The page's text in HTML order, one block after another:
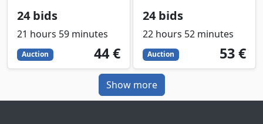
24 bids
21 hours 59 minutes
Auction 44
EUR
44 €
24 bids
22 hours 52 minutes
Auction 53
EUR
53 €
Show more